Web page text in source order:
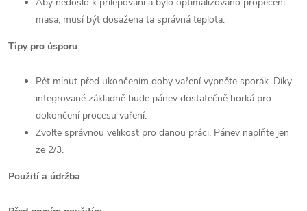
masa, musí být dosažena ta správná teplota.
Tipy pro úsporu
Pět minut před ukončením doby vaření vypněte sporák. Díky
integrované základně bude pánev dostatečně horká pro
dokončení procesu vaření.
Zvolte správnou velikost pro danou práci. Pánev naplňte jen
ze 2/3.
Použití a údržba